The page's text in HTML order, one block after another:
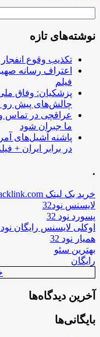
نوشته‌های تازه
تکذیب وقوع
اعتراف رسانه
فیلم
پزشکیان: وفاق
چالش‌های پیش
عراقچی در تماس
ما جبران شود
پاشنه آشیل‌های
در برابر ایران +
.
خرید بک لینک behtarinbacklink.com
لایسنس نود32
پسورد نود 32
اوکلی لایسنس رایگان نود 32
همیار نود 32
بهترین سئو
رایگان
آخرین دیدگاه‌ها
بایگانی‌ها